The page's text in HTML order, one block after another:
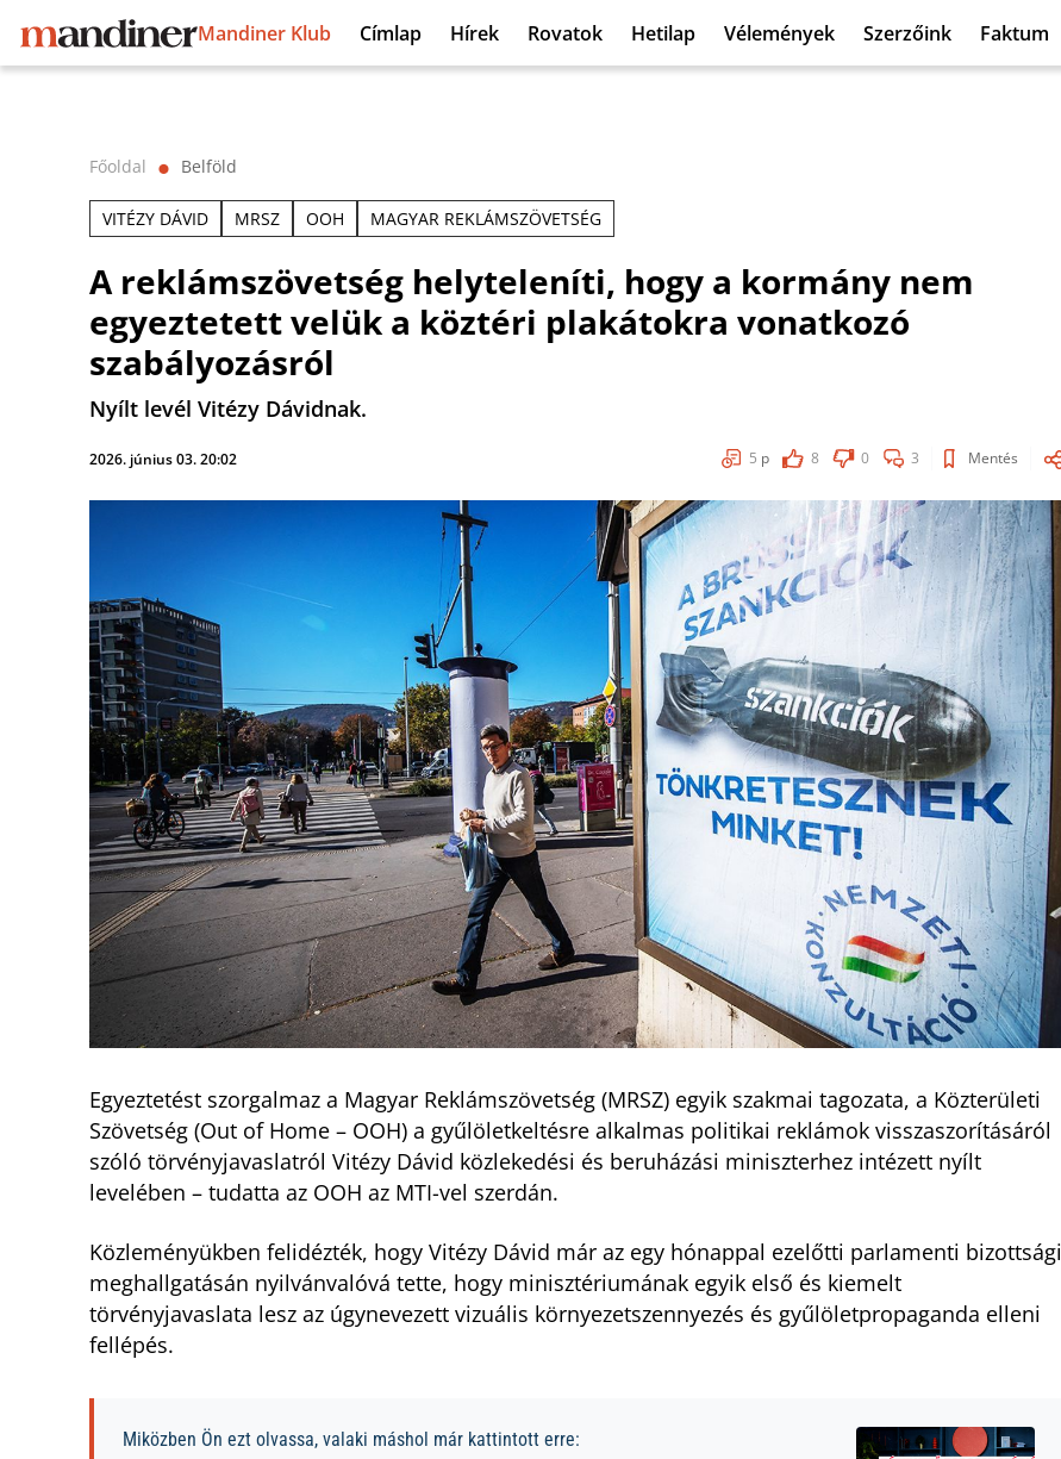
Mandiner Klub Címlap Hírek Rovatok Hetilap Vélemények Szerzőink Faktum
Főoldal ⬤ Belföld
VITÉZY DÁVID MRSZ OOH MAGYAR REKLÁMSZÖVETSÉG
A reklámszövetség helyteleníti, hogy a kormány nem
egyeztetett velük a köztéri plakátokra vonatkozó
szabályozásról
Nyílt levél Vitézy Dávidnak.
2026. június 03. 20:02 5 p 8 0 3 Mentés
Egyeztetést szorgalmaz a Magyar Reklámszövetség (MRSZ) egyik szakmai tagozata, a Közterületi
Szövetség (Out of Home – OOH) a gyűlöletkeltésre alkalmas politikai reklámok visszaszorításáról
szóló törvényjavaslatról Vitézy Dávid közlekedési és beruházási miniszterhez intézett nyílt
levelében – tudatta az OOH az MTI-vel szerdán.
Közleményükben felidézték, hogy Vitézy Dávid már az egy hónappal ezelőtti parlamenti bizottsági
meghallgatásán nyilvánvalóvá tette, hogy minisztériumának egyik első és kiemelt
törvényjavaslata lesz az úgynevezett vizuális környezetszennyezés és gyűlöletpropaganda elleni
fellépés.
Miközben Ön ezt olvassa, valaki máshol már kattintott erre: